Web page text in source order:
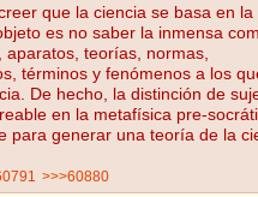
que la ciencia se basa en la
es no saber la inmensa
aparatos, teorías, normas,
términos y fenómenos a los
De hecho, la distinción de
en la metafísica pre-
para generar una teoría de la
>>>60880